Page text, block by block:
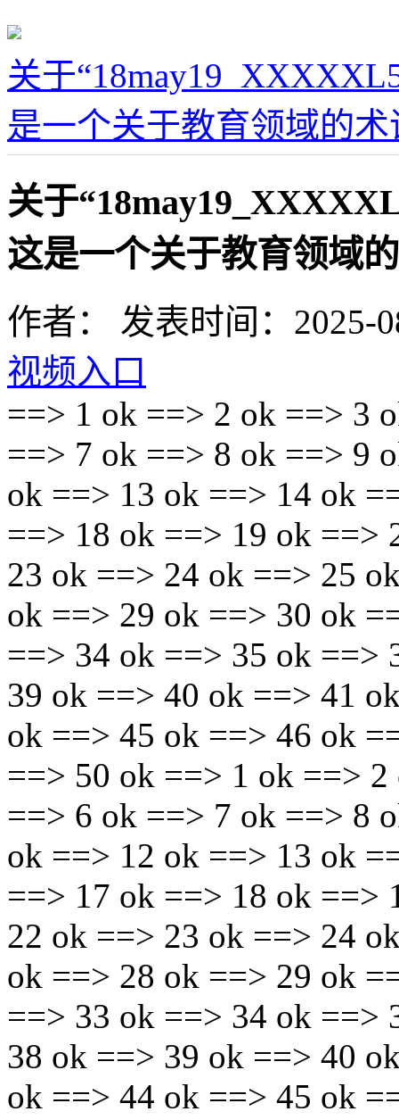
关于
是一个关于教育领域的术
关于
这是一个关于教育领域
作者：
发表时间：2025-
视频入口
==> 1 ok ==> 2 ok ==> 3
==> 7 ok ==> 8 ok ==> 9
ok ==> 13 ok ==> 14 ok
==> 18 ok ==> 19 ok ==>
23 ok ==> 24 ok ==> 25
ok ==> 29 ok ==> 30 ok
==> 34 ok ==> 35 ok ==>
39 ok ==> 40 ok ==> 41
ok ==> 45 ok ==> 46 ok
==> 50 ok ==> 1 ok ==>
==> 6 ok ==> 7 ok ==> 8
ok ==> 12 ok ==> 13 ok
==> 17 ok ==> 18 ok ==>
22 ok ==> 23 ok ==> 24
ok ==> 28 ok ==> 29 ok
==> 33 ok ==> 34 ok ==>
38 ok ==> 39 ok ==> 40
ok ==> 44 ok ==> 45 ok